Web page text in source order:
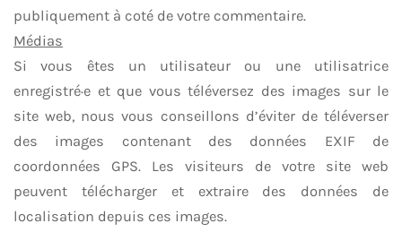
publiquement à coté de votre commentaire.
Médias
Si vous êtes un utilisateur ou une utilisatrice
enregistré·e et que vous téléversez des images sur le
site web, nous vous conseillons d’éviter de téléverser
des images contenant des données EXIF de
coordonnées GPS. Les visiteurs de votre site web
peuvent télécharger et extraire des données de
localisation depuis ces images.